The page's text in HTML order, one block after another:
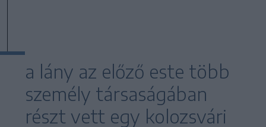
a lány az előző este több
személy társaságában
részt vett egy kolozsvári